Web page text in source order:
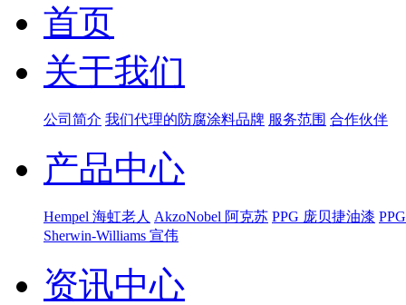
首页
关于我们
公司简介 我们代理的防腐涂料品牌 服务范围 合作伙伴
产品中心
Hempel 海虹老人 AkzoNobel 阿克苏 PPG 庞贝捷油漆
Sherwin-Williams 宣伟
资讯中心